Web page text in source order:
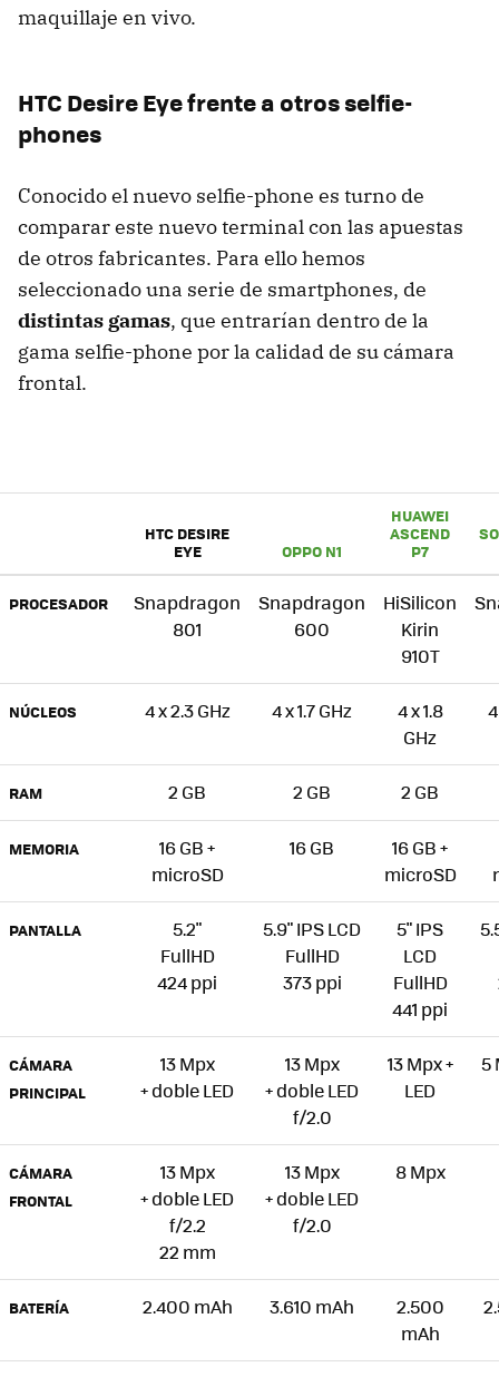
maquillaje en vivo.
HTC Desire Eye frente a otros selfie-
phones
Conocido el nuevo selfie-phone es turno de
comparar este nuevo terminal con las apuestas
de otros fabricantes. Para ello hemos
seleccionado una serie de smartphones, de
distintas gamas, que entrarían dentro de la
gama selfie-phone por la calidad de su cámara
frontal.
HTC DESIRE
EYE
OPPO N1
HUAWEI
ASCEND
P7
PROCESADOR
Snapdragon
801
Snapdragon
600
HiSilicon
Kirin
910T
NÚCLEOS 4 x 2.3 GHz 4 x 1.7 GHz
4 x 1.8
GHz
RAM 2 GB 2 GB 2 GB
MEMORIA
16 GB +
microSD
16 GB
16 GB +
microSD
PANTALLA
5.2"
FullHD
424 ppi
5.9" IPS LCD
FullHD
373 ppi
5" IPS
LCD
FullHD
441 ppi
CÁMARA
PRINCIPAL
13 Mpx
+ doble LED
13 Mpx
+ doble LED
f/2.0
13 Mpx +
LED
5
CÁMARA
FRONTAL
13 Mpx
+ doble LED
f/2.2
22 mm
13 Mpx
+ doble LED
f/2.0
8 Mpx
BATERÍA 2.400 mAh 3.610 mAh
2.500
mAh